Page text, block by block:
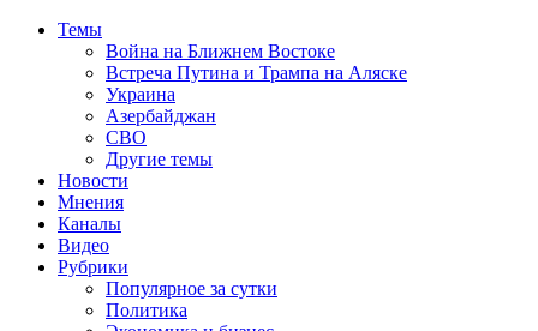
Темы
Война на Ближнем Востоке
Встреча Путина и Трампа на Аляске
Украина
Азербайджан
СВО
Другие темы
Новости
Мнения
Каналы
Видео
Рубрики
Популярное за сутки
Политика